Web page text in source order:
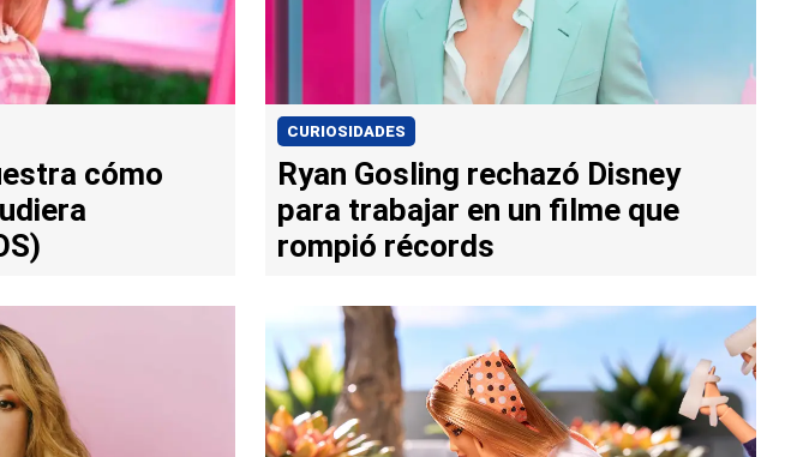
cómo
CURIOSIDADES
Ryan Gosling rechazó Disney
para trabajar en un filme que
rompió récords